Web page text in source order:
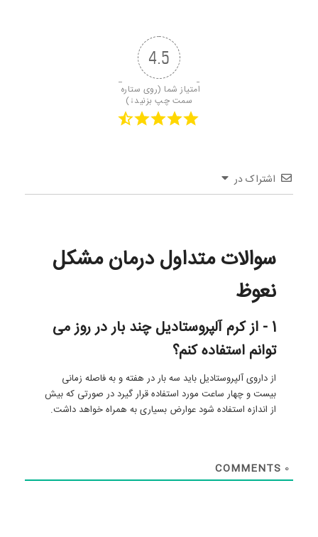
4.5
امتیاز شما (روی ستاره
سمت چپ بزنید↓)
اشتراک در
سوالات متداول درمان مشکل
نعوظ
1 - از کرم آلپروستادیل چند بار در روز می
توانم استفاده کنم؟
از داروی آلپروستادیل باید سه بار در هفته و به فاصله زمانی
بیست و چهار ساعت مورد استفاده قرار گیرد در صورتی که بیش
از اندازه استفاده شود عوارض بسیاری به همراه خواهد داشت.
0